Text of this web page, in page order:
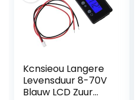
Kcnsieou Langere
Levensduur 8-70V
Blauw LCD Zuur